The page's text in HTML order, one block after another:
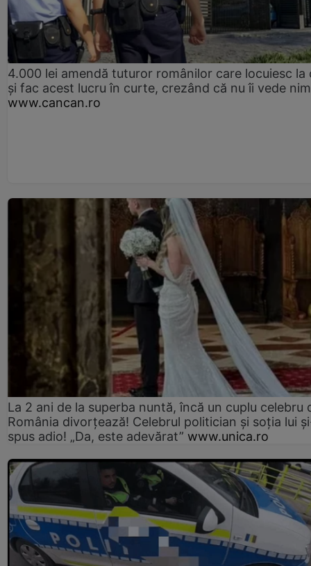
4.000 lei amendă tuturor românilor care locuiesc la
și fac acest lucru în curte, crezând că nu îi vede
www.cancan.ro
La 2 ani de la superba nuntă, încă un cuplu celebru
România divorțează! Celebrul politician și soția lui
spus adio! „Da, este adevărat” www.unica.ro